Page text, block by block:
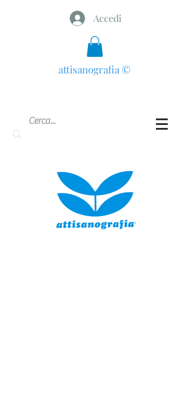
Accedi
attisanografia ©